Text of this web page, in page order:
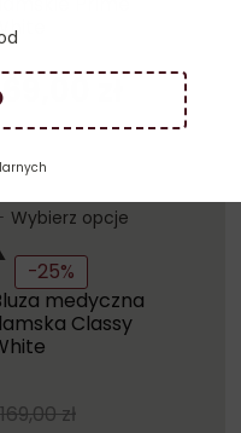
Wybierz opcje
-25%
medyczna
Classy
169,00zł